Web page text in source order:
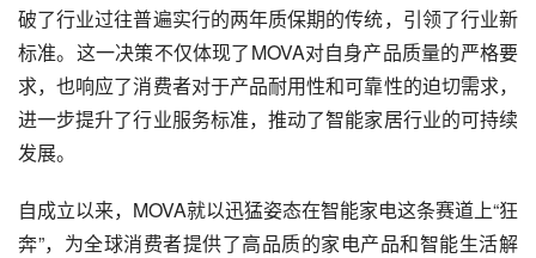
破了行业过往普遍实行的两年质保期的传统，引领了行业新
标准。这一决策不仅体现了MOVA对自身产品质量的严格要
求，也响应了消费者对于产品耐用性和可靠性的迫切需求，
进一步提升了行业服务标准，推动了智能家居行业的可持续
发展。
自成立以来，MOVA就以迅猛姿态在智能家电这条赛道上“狂
奔”，为全球消费者提供了高品质的家电产品和智能生活解